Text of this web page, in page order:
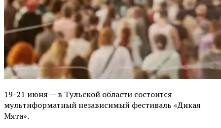
19-21 июня — в Тульской области состоится
мультиформатный независимый фестиваль «Дикая
Мята».